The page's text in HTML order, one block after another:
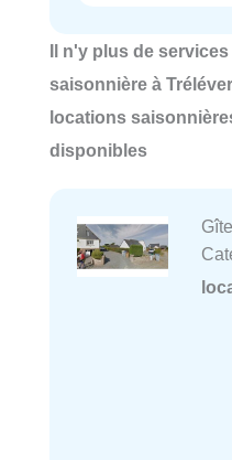
Il n'y plus de
saisonnière à
locations
disponibles